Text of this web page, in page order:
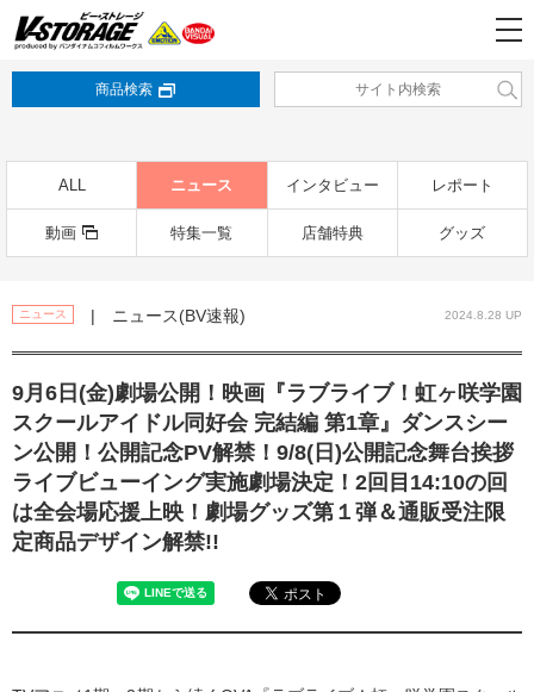
商品検索
ALL ニュース インタビュー レポート
動画 特集一覧 店舗特典 グッズ
ニュース | ニュース(BV速報) 2024.8.28 UP
9月6日(金)劇場公開！映画『ラブライブ！虹ヶ咲学園
スクールアイドル同好会 完結編 第1章』ダンスシー
ン公開！公開記念PV解禁！9/8(日)公開記念舞台挨拶
ライブビューイング実施劇場決定！2回目14:10の回
は全会場応援上映！劇場グッズ第１弾＆通販受注限
定商品デザイン解禁!!